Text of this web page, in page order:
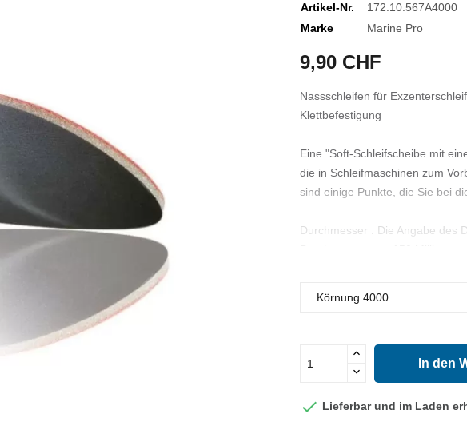
Artikel-Nr.
172.10.567A4000
Marke
Marine Pro
9,90 CHF
Nassschleifen für
Klettbefestigung
Eine "Soft-Schleifscheibe mit
die in Schleifmaschinen zum
sind einige Punkte, die Sie bei
Durchmesser : Die Angabe des
Schleifart Soft: Der Begriff
verwendet, bei denen
Maschinenkompatibilität: Bevor
mit Ihrer Schleifmaschine
In den
 Lieferbar und im Laden